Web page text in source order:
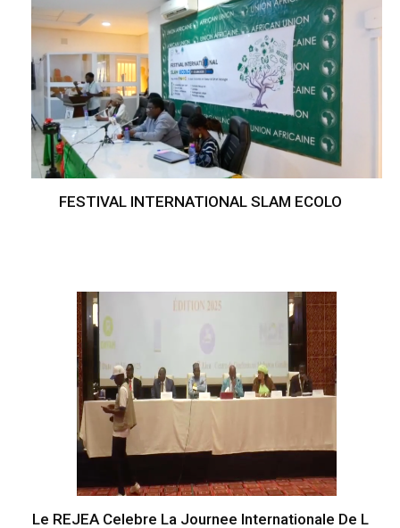
FESTIVAL INTERNATIONAL SLAM ECOLO
Le REJEA Celebre La Journee Internationale De L